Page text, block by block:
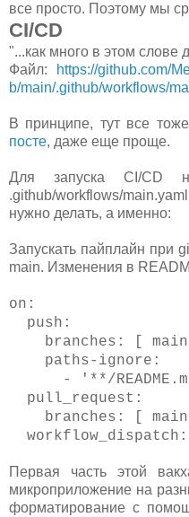
все просто. Поэтому мы
CI/CD
"...как много в этом слове
Файл:
https://github.com/
b/main/.github/workflows/
В принципе, тут все
посте, даже еще проще.
Для запуска CI/CD
.github/workflows/
нужно делать, а именно:
Запускать пайплайн при
main. Изменения в
on:
push:
branches: [ main
paths-ignore:
- '**/
pull_request:
branches: [ main
workflow_dispatch:
Первая часть этой
микроприложение на
форматирование с